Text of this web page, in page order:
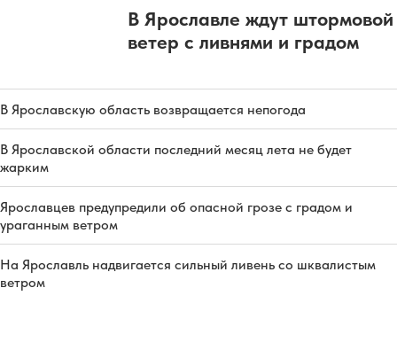
В Ярославле ждут штормовой
ветер с ливнями и градом
В Ярославскую область возвращается непогода
В Ярославской области последний месяц лета не будет
жарким
Ярославцев предупредили об опасной грозе с градом и
ураганным ветром
На Ярославль надвигается сильный ливень со шквалистым
ветром